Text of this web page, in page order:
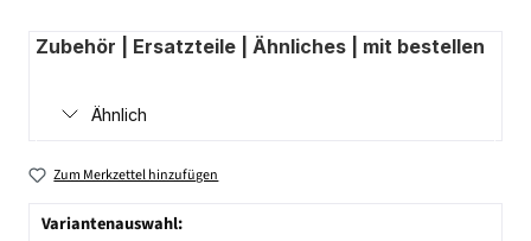
Zubehör | Ersatzteile | Ähnliches | mit bestellen
Ähnlich
Zum Merkzettel hinzufügen
Variantenauswahl: